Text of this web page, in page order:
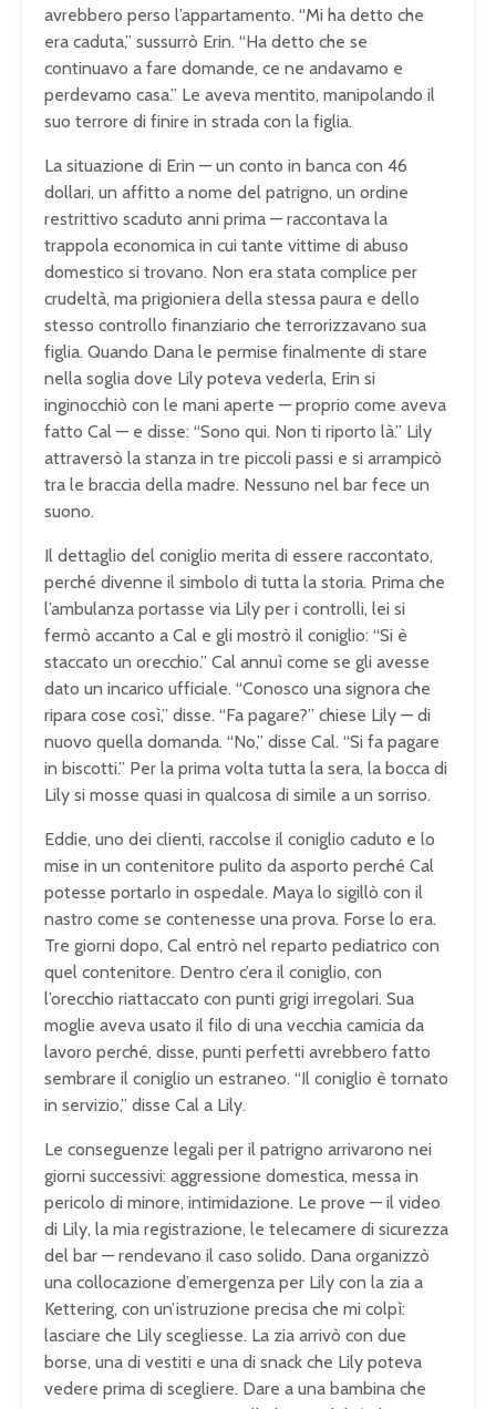
avrebbero perso l’appartamento. “Mi ha detto che
era caduta,” sussurrò Erin. “Ha detto che se
continuavo a fare domande, ce ne andavamo e
perdevamo casa.” Le aveva mentito, manipolando il
suo terrore di finire in strada con la figlia.
La situazione di Erin — un conto in banca con 46
dollari, un affitto a nome del patrigno, un ordine
restrittivo scaduto anni prima — raccontava la
trappola economica in cui tante vittime di abuso
domestico si trovano. Non era stata complice per
crudeltà, ma prigioniera della stessa paura e dello
stesso controllo finanziario che terrorizzavano sua
figlia. Quando Dana le permise finalmente di stare
nella soglia dove Lily poteva vederla, Erin si
inginocchiò con le mani aperte — proprio come aveva
fatto Cal — e disse: “Sono qui. Non ti riporto là.” Lily
attraversò la stanza in tre piccoli passi e si arrampicò
tra le braccia della madre. Nessuno nel bar fece un
suono.
Il dettaglio del coniglio merita di essere raccontato,
perché divenne il simbolo di tutta la storia. Prima che
l’ambulanza portasse via Lily per i controlli, lei si
fermò accanto a Cal e gli mostrò il coniglio: “Si è
staccato un orecchio.” Cal annuì come se gli avesse
dato un incarico ufficiale. “Conosco una signora che
ripara cose così,” disse. “Fa pagare?” chiese Lily — di
nuovo quella domanda. “No,” disse Cal. “Si fa pagare
in biscotti.” Per la prima volta tutta la sera, la bocca di
Lily si mosse quasi in qualcosa di simile a un sorriso.
Eddie, uno dei clienti, raccolse il coniglio caduto e lo
mise in un contenitore pulito da asporto perché Cal
potesse portarlo in ospedale. Maya lo sigillò con il
nastro come se contenesse una prova. Forse lo era.
Tre giorni dopo, Cal entrò nel reparto pediatrico con
quel contenitore. Dentro c’era il coniglio, con
l’orecchio riattaccato con punti grigi irregolari. Sua
moglie aveva usato il filo di una vecchia camicia da
lavoro perché, disse, punti perfetti avrebbero fatto
sembrare il coniglio un estraneo. “Il coniglio è tornato
in servizio,” disse Cal a Lily.
Le conseguenze legali per il patrigno arrivarono nei
giorni successivi: aggressione domestica, messa in
pericolo di minore, intimidazione. Le prove — il video
di Lily, la mia registrazione, le telecamere di sicurezza
del bar — rendevano il caso solido. Dana organizzò
una collocazione d’emergenza per Lily con la zia a
Kettering, con un’istruzione precisa che mi colpì:
lasciare che Lily scegliesse. La zia arrivò con due
borse, una di vestiti e una di snack che Lily poteva
vedere prima di scegliere. Dare a una bambina che